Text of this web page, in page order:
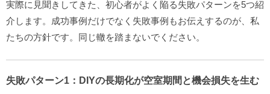
実際に見聞きしてきた、初心者がよく陥る失敗パターンを5つ紹
介します。成功事例だけでなく失敗事例もお伝えするのが、私
たちの方針です。同じ轍を踏まないでください。
失敗パターン1：DIYの長期化が空室期間と機会損失を生む